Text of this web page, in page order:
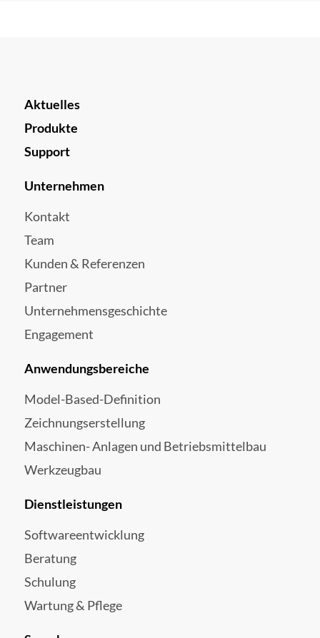
Aktuelles
Produkte
Support
Unternehmen
Kontakt
Team
Kunden & Referenzen
Partner
Unternehmensgeschichte
Engagement
Anwendungsbereiche
Model-Based-Definition
Zeichnungserstellung
Maschinen- Anlagen und Betriebsmittelbau
Werkzeugbau
Dienstleistungen
Softwareentwicklung
Beratung
Schulung
Wartung & Pflege